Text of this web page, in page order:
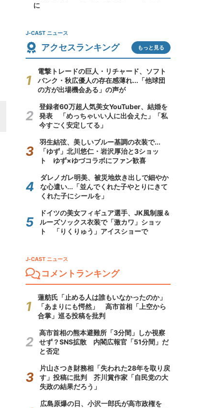
に
J-CAST ニュース
アクセスランキング もっと見る
電撃トレードの巨人・リチャード、ソフト
バンク・秋広優人の存在感薄れ...「他球団
の方が出場機会ある」の声が
登録者60万超人気美女YouTuber、結婚を
発表 「めっちゃいい人に出会えた」「私
今すごく安定してる」
羽生結弦、美しいブルー基調の衣装で...
「ゆず」北川悠仁・岩沢厚治と3ショッ
ト ゆず×ゆづコラボにファン歓喜
ダレノガレ明美、被災地炊き出しで細やか
な心遣い...「並んでくれた子やとりにきて
くれた子にシールを」
ドイツの美女フィギュア選手、JK風制服＆
ルーズソックス衣装で「激カワ」ショッ
ト 「りくりゅう」アイスショーで
J-CAST ニュース
コメントランキング
蓮舫氏「止める人は誰もいなかったのか」
「あまりにも愕然」 高市首相「上空から
合掌」巡る投稿を批判
高市首相の熊本避難所「3分間」しか視察
せず？SNS拡散 内閣広報官「51分間」だ
と否定
片山さつき財務相「失われた28年を取り戻
す」投稿に批判 芥川賞作家「自民党の大
失政の結果だろう」
広島原爆の日、小沢一郎氏が高市政権を